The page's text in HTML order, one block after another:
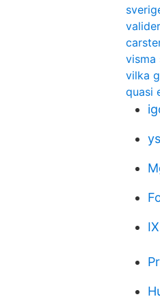
visma
vilka
quasi
ys
IX